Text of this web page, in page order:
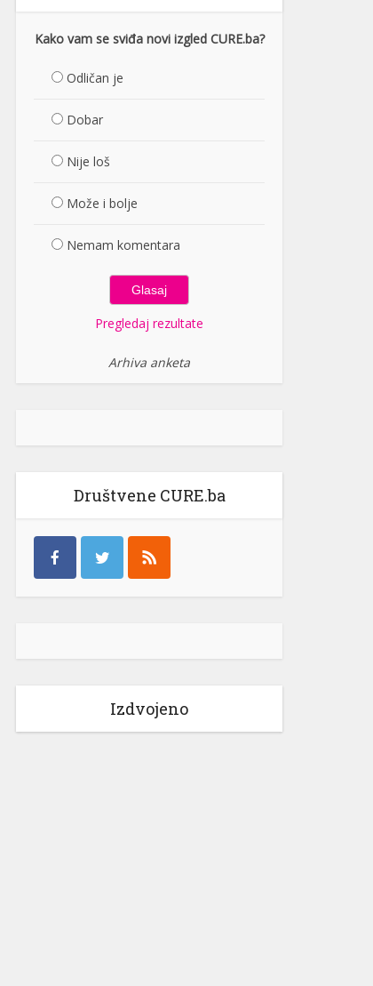
Kako vam se sviđa novi izgled CURE.ba?
Odličan je
Dobar
Nije loš
Može i bolje
Nemam komentara
Pregledaj rezultate
Arhiva anketa
Društvene CURE.ba
Izdvojeno